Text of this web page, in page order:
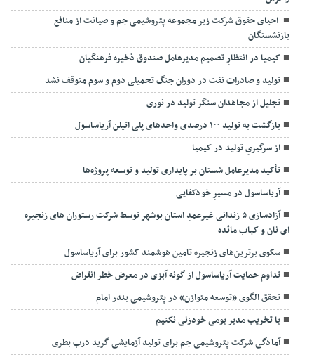
احیای حقوق شرکت زیر مجموعه پتروشیمی جم و صیانت از منافع
بازنشستگان
کیمیا در انتظارِ تصمیم مدیرعامل صندوق ذخیره فرهنگیان
تولید و صادرات نفت در دوران جنگ تحمیلی دوم و سوم متوقف نشد
تجلیل از مجاهدان سنگر تولید در نوری
بازگشت به تولید ۱۰۰ درصدی واحدهای پلی اتیلن آریاساسول
از سرگیریِ تولید در کیمیا
تأکید مدیرعامل شستان بر پایداری تولید و توسعه پروژه‌ها
آریاساسول در مسیرِ خودکفایی
آزادسازی ۵ زندانی غیرعمدِ استان بوشهر توسط شرکت رستوران های زنجیره
ای نان و کباب مائده
سکوی برترین‌های زنجیره تامین هوشمند کشور برای آریاساسول
تداوم حمایت آریاساسول از گونه آبزی در معرض خطر انقراض
تحقق الگوی «توسعه متوازن» در پتروشیمی بندر امام
با تخریب مدیر بومی خودزنی نکنیم
آمادگی شرکت پتروشیمی جم برای تولید آزمایشی گرید درب بطری